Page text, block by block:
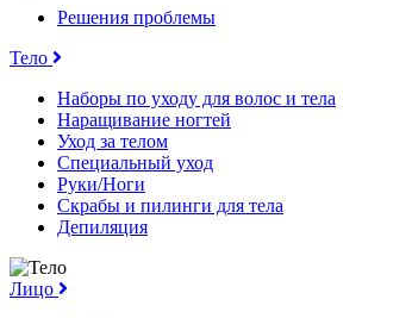
Решения проблемы
Тело
Наборы по уходу для волос и тела
Наращивание ногтей
Уход за телом
Специальный уход
Руки/Ноги
Скрабы и пилинги для тела
Депиляция
Лицо